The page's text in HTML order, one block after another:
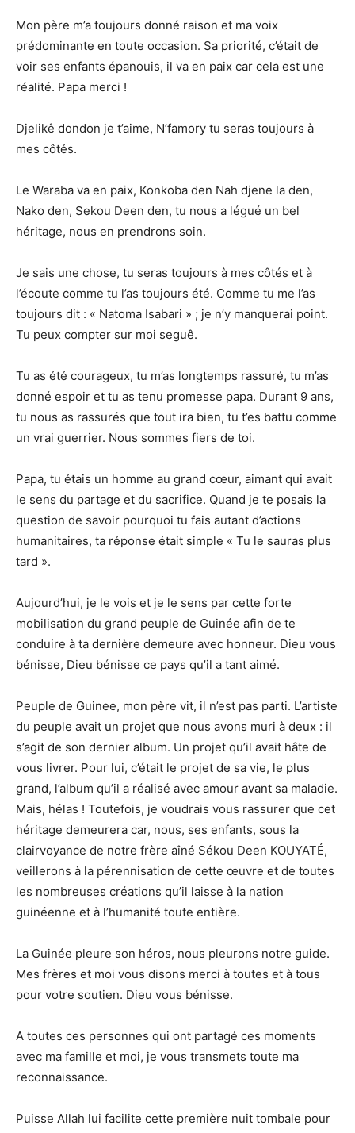
Mon père m’a toujours donné raison et ma voix
prédominante en toute occasion. Sa priorité, c’était de
voir ses enfants épanouis, il va en paix car cela est une
réalité. Papa merci !
Djelikê dondon je t’aime, N’famory tu seras toujours à
mes côtés.
Le Waraba va en paix, Konkoba den Nah djene la den,
Nako den, Sekou Deen den, tu nous a légué un bel
héritage, nous en prendrons soin.
Je sais une chose, tu seras toujours à mes côtés et à
l’écoute comme tu l’as toujours été. Comme tu me l’as
toujours dit : « Natoma Isabari » ; je n’y manquerai point.
Tu peux compter sur moi seguê.
Tu as été courageux, tu m’as longtemps rassuré, tu m’as
donné espoir et tu as tenu promesse papa. Durant 9 ans,
tu nous as rassurés que tout ira bien, tu t’es battu comme
un vrai guerrier. Nous sommes fiers de toi.
Papa, tu étais un homme au grand cœur, aimant qui avait
le sens du partage et du sacrifice. Quand je te posais la
question de savoir pourquoi tu fais autant d’actions
humanitaires, ta réponse était simple « Tu le sauras plus
tard ».
Aujourd’hui, je le vois et je le sens par cette forte
mobilisation du grand peuple de Guinée afin de te
conduire à ta dernière demeure avec honneur. Dieu vous
bénisse, Dieu bénisse ce pays qu’il a tant aimé.
Peuple de Guinee, mon père vit, il n’est pas parti. L’artiste
du peuple avait un projet que nous avons muri à deux : il
s’agit de son dernier album. Un projet qu’il avait hâte de
vous livrer. Pour lui, c’était le projet de sa vie, le plus
grand, l’album qu’il a réalisé avec amour avant sa maladie.
Mais, hélas ! Toutefois, je voudrais vous rassurer que cet
héritage demeurera car, nous, ses enfants, sous la
clairvoyance de notre frère aîné Sékou Deen KOUYATÉ,
veillerons à la pérennisation de cette œuvre et de toutes
les nombreuses créations qu’il laisse à la nation
guinéenne et à l’humanité toute entière.
La Guinée pleure son héros, nous pleurons notre guide.
Mes frères et moi vous disons merci à toutes et à tous
pour votre soutien. Dieu vous bénisse.
A toutes ces personnes qui ont partagé ces moments
avec ma famille et moi, je vous transmets toute ma
reconnaissance.
Puisse Allah lui facilite cette première nuit tombale pour